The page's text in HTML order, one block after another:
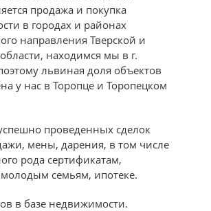
продажа и покупка
в городах и районах
направления Тверской и
находимся мы в г.
львиная доля объектов
у нас в Торопце и Торопецком
проведенных сделок
мены, дарения, в том числе
рода сертификатам,
семьям, ипотеке.
в базе недвижимости.